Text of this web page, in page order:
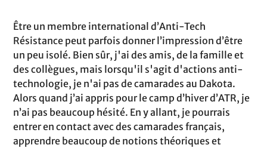
Être un membre international d’Anti-Tech
Résistance peut parfois donner l’impression d’être
un peu isolé. Bien sûr, j'ai des amis, de la famille et
des collègues, mais lorsqu'il s'agit d'actions anti-
technologie, je n'ai pas de camarades au Dakota.
Alors quand j’ai appris pour le camp d’hiver d’ATR, je
n’ai pas beaucoup hésité. En y allant, je pourrais
entrer en contact avec des camarades français,
apprendre beaucoup de notions théoriques et